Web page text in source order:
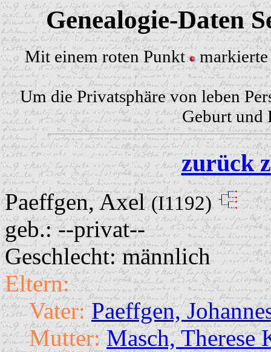
Genealogie-Daten
Mit einem roten Punkt markierte
Um die Privatsphäre von leben
Geburt und
zurück
Paeffgen, Axel(I1192)
geb.: --privat--
Geschlecht: männlich
Eltern:
Vater: Paeffgen,
Mutter: Masch, Therese